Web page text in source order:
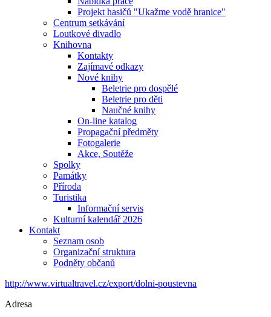
Projekt hasičů "Ukažme vodě hranice"
Centrum setkávání
Loutkové divadlo
Knihovna
Kontakty
Zajímavé odkazy
Nové knihy
Beletrie pro dospělé
Beletrie pro děti
Naučné knihy
On-line katalog
Propagační předměty
Fotogalerie
Akce, Soutěže
Spolky
Památky
Příroda
Turistika
Informační servis
Kulturní kalendář 2026
Kontakt
Seznam osob
Organizační struktura
Podněty občanů
http://www.virtualtravel.cz/export/dolni-poustevna
Adresa